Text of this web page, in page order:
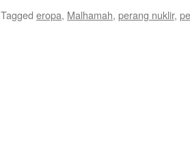
Tagged eropa, Malhamah, perang nuklir,